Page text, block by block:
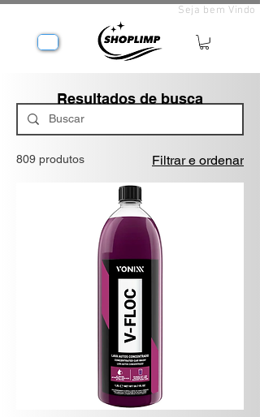
Seja bem Vindo
809 produtos Filtrar e ordenar
Resultados de busca